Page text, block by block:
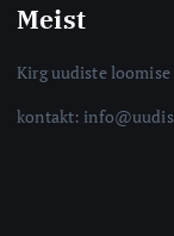
Meist
Kirg uudiste loomise
kontakt: